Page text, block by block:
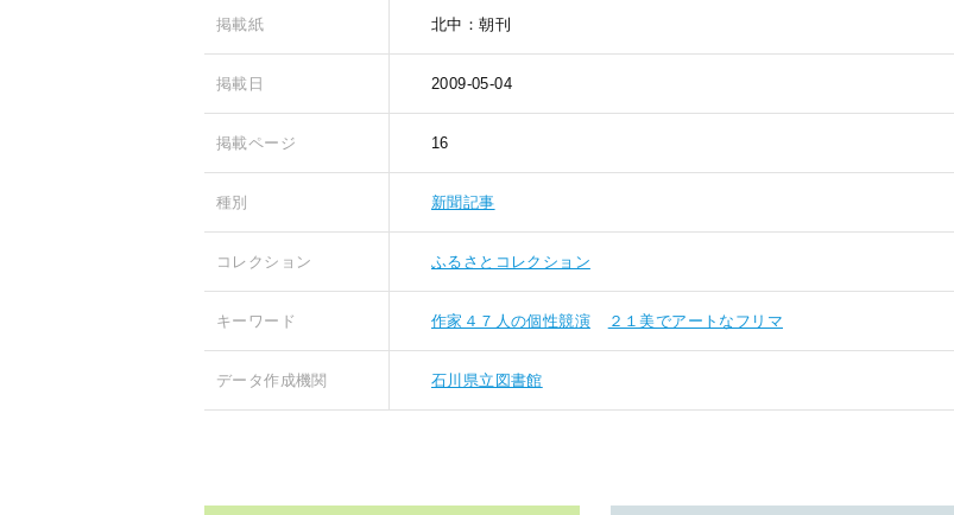
掲載紙 北中：朝刊
掲載日 2009-05-04
掲載ページ 16
種別 新聞記事
コレクション ふるさとコレクション
キーワード 作家４７人の個性競演 ２１美でアートなフリマ
データ作成機関 石川県立図書館